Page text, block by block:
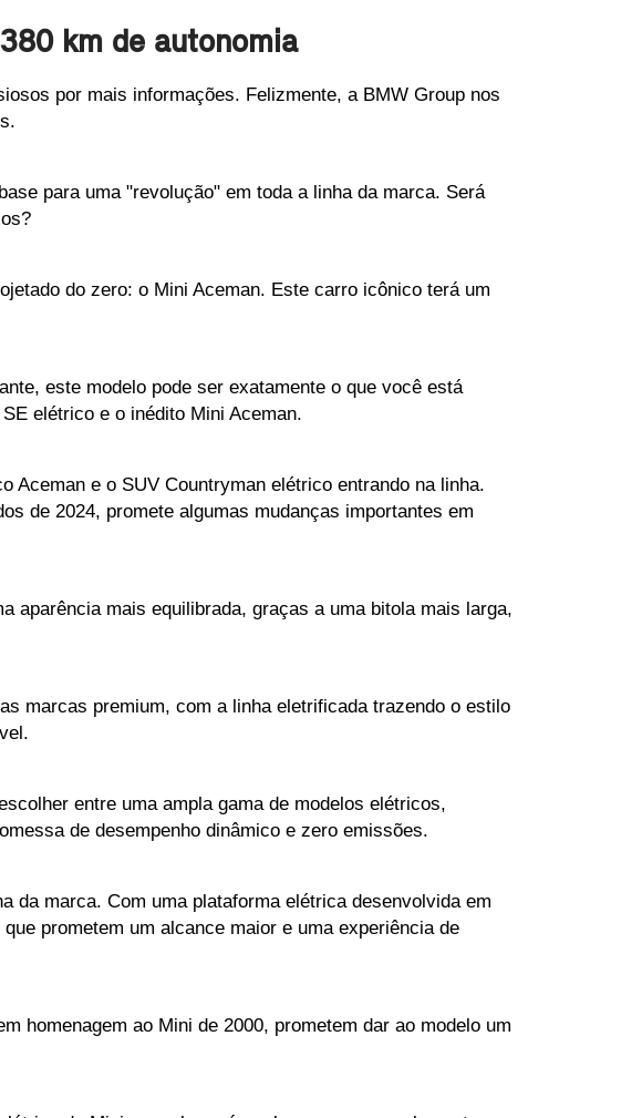
km de autonomia
por mais informações. Felizmente, a BMW Group nos
para uma "revolução" em toda a linha da marca. Será
do zero: o Mini Aceman. Este carro icônico terá um
este modelo pode ser exatamente o que você está
elétrico e o inédito Mini Aceman.
e o SUV Countryman elétrico entrando na linha.
de 2024, promete algumas mudanças importantes em
aparência mais equilibrada, graças a uma bitola mais larga,
marcas premium, com a linha eletrificada trazendo o estilo
entre uma ampla gama de modelos elétricos,
de desempenho dinâmico e zero emissões.
da marca. Com uma plataforma elétrica desenvolvida em
prometem um alcance maior e uma experiência de
homenagem ao Mini de 2000, prometem dar ao modelo um